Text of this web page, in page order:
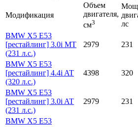
Модификация
Объем
двигателя,
см3
лс
BMW X5 E53
[рестайлинг] 3.0i MT
(231 л.с.)
2979 231
BMW X5 E53
[рестайлинг] 4.4i AT
(320 л.с.)
4398 320
BMW X5 E53
[рестайлинг] 3.0i AT
(231 л.с.)
2979 231
BMW X5 E53